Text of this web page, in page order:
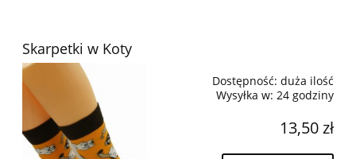
Skarpetki w Koty
Dostępność: duża ilość
Wysyłka w: 24 godziny
13,50 zł